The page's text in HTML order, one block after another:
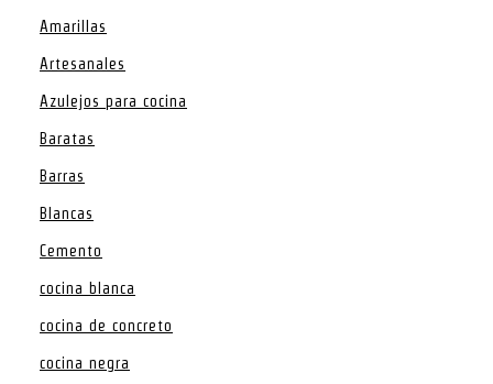
Amarillas
Artesanales
Azulejos para cocina
Baratas
Barras
Blancas
Cemento
cocina blanca
cocina de concreto
cocina negra